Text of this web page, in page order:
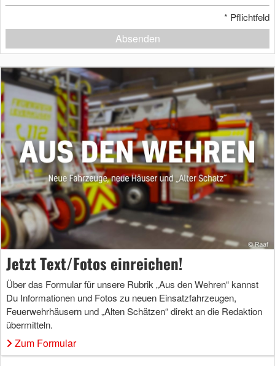
* Pflichtfeld
Absenden
Jetzt Text/Fotos einreichen!
Über das Formular für unsere Rubrik „Aus den Wehren“ kannst
Du Informationen und Fotos zu neuen Einsatzfahrzeugen,
Feuerwehrhäusern und „Alten Schätzen“ direkt an die Redaktion
übermitteln.
Zum Formular